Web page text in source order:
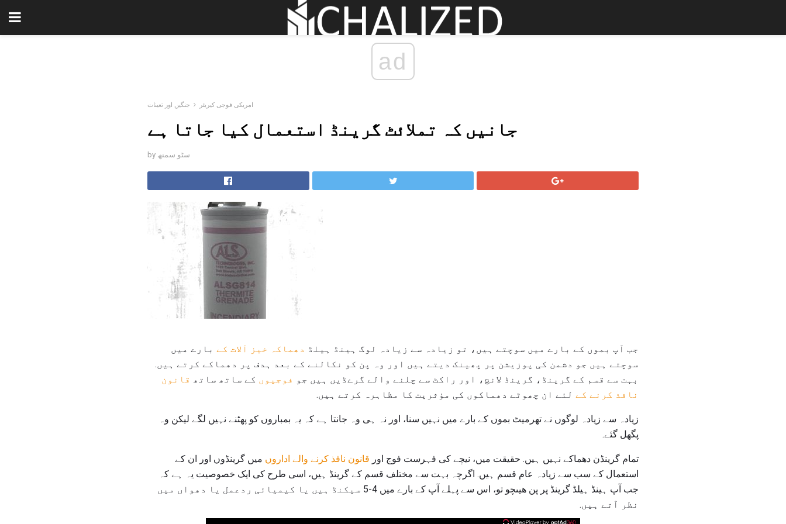
ad
امریکی فوجی کیریئر جنگیں اور تعینات
جانیں کہ تملائٹ گرینڈ استعمال کیا جاتا ہے
by سٹو سمتھ
جب آپ بموں کے بارے میں سوچتے ہیں، تو زیادہ سے زیادہ لوگ ہینڈ ہیلڈ دھماکہ خیز آلات کے بارے میں
سوچتے ہیں جو دشمن کی پوزیشن پر پھینک دیتے ہیں اور وہ پن کو نکالنے کے بعد ہدف پر دھماکے کرتے ہیں.
بہت سے قسم کے گرینڈ، گرینڈ لانچ، اور راکٹ سے چلنے والے گرےڈیں ہیں جو فوجیوں کے ساتھ ساتھ قانون
نافذ کرنے کے لئے ان چھوٹے دھماکوں کی مؤثریت کا مظاہرہ کرتے ہیں.
زیادہ سے زیادہ لوگوں نے تھرمیٹ بموں کے بارے میں نہیں سنا، اور نہ ہی وہ جانتا ہے کہ یہ بمباروں کو پھٹنے نہیں لگے لیکن وہ
پگھل گئے.
تمام گرینڈن دھماکے نہیں ہیں. حقیقت میں، نیچے کی فہرست فوج اور قانون نافذ کرنے والے اداروں میں گرینڈوں اور ان کے
استعمال کے سب سے زیادہ عام قسم ہیں. اگرچہ بہت سے مختلف قسم کے گرینڈ ہیں، اسی طرح کی ایک خصوصیت یہ ہے کہ
جب آپ ہینڈ ہیلڈ گرینڈ پر پن ھیںچو تو، اس سے پہلے آپ کے بارے میں 4-5 سیکنڈ ہیں یا کیمیائی ردعمل یا دھواں میں
نظر آتے ہیں.